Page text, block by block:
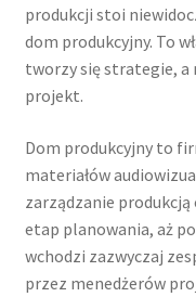
produkcji stoi
dom produkcyjny. To
tworzy się strategie,
projekt.
Dom produkcyjny to
materiałów
zarządzanie
etap planowania, aż
wchodzi zazwyczaj
przez menedżerów